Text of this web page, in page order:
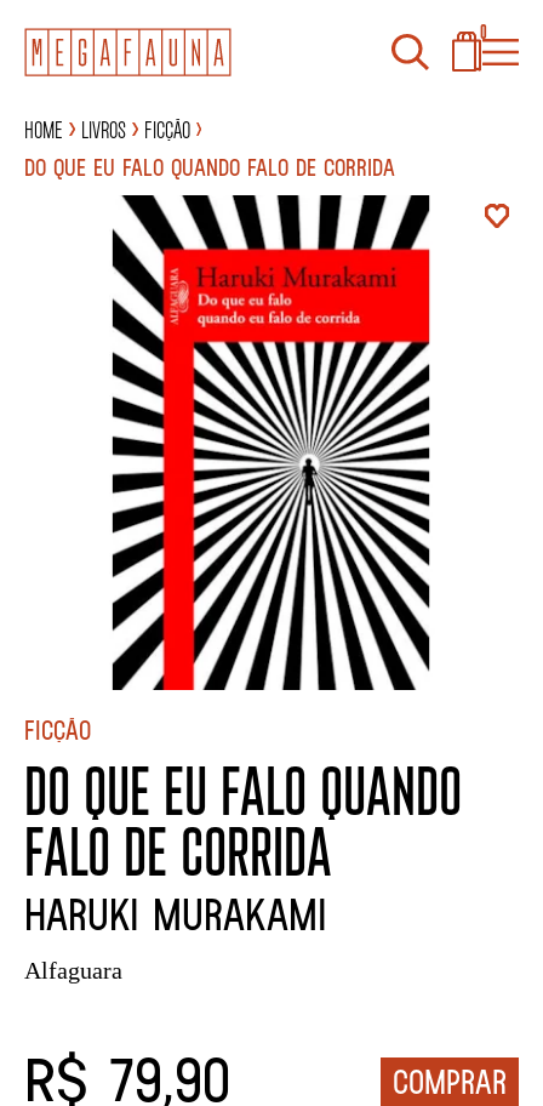
0
Home Livros
Ficção
DO QUE EU FALO QUANDO FALO DE CORRIDA
Ficção
DO QUE EU FALO QUANDO
FALO DE CORRIDA
HARUKI MURAKAMI
Alfaguara
R$ 79,90